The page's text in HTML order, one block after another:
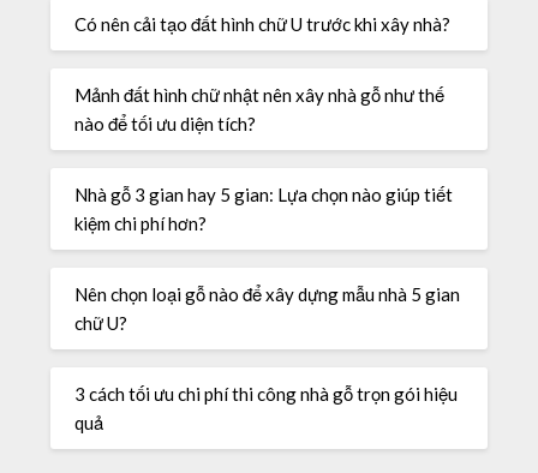
Có nên cải tạo đất hình chữ U trước khi xây nhà?
Mảnh đất hình chữ nhật nên xây nhà gỗ như thế
nào để tối ưu diện tích?
Nhà gỗ 3 gian hay 5 gian: Lựa chọn nào giúp tiết
kiệm chi phí hơn?
Nên chọn loại gỗ nào để xây dựng mẫu nhà 5 gian
chữ U?
3 cách tối ưu chi phí thi công nhà gỗ trọn gói hiệu
quả